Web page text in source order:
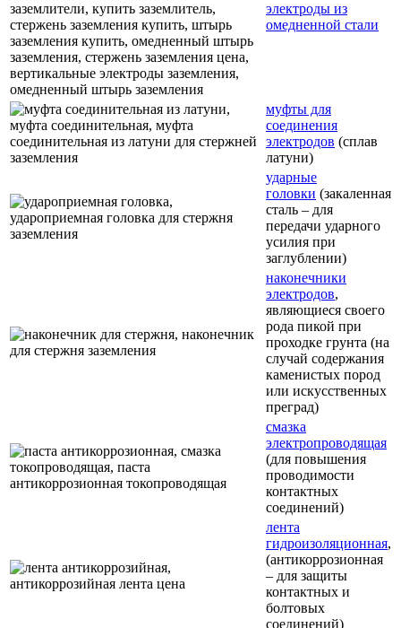
электроды из
омедненной стали
муфты для
соединения
электродов (сплав
латуни)
ударные
головки (закаленная
сталь – для
передачи ударного
усилия при
заглублении)
наконечники
электродов,
являющиеся своего
рода пикой при
проходке грунта (на
случай содержания
каменистых пород
или искусственных
преград)
смазка
электропроводящая
(для повышения
проводимости
контактных
соединений)
лента
гидроизоляционная,
(антикоррозионная
– для защиты
контактных и
болтовых
соединений)